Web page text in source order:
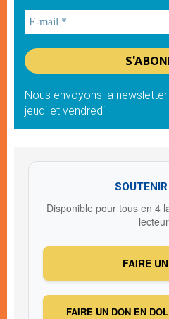
Nous envoyons la
jeudi et vendredi
Disponible pour tous en 4
FAIRE
FAIRE UN DON EN